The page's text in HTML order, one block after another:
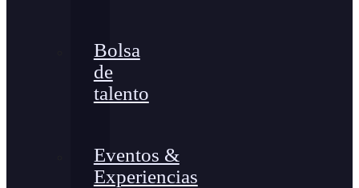
Bolsa
de
talento
Eventos &
Experiencias